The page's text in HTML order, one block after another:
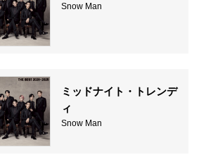
Snow Man
ミッドナイト・トレンデ
ィ
Snow Man